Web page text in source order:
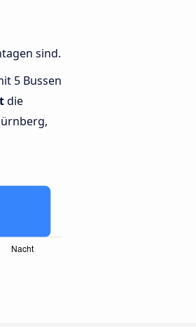
sind.
5 Bussen
die